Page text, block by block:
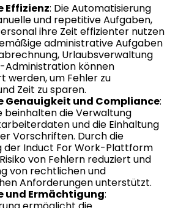
Effizienz: Die Automatisierung
und repetitive Aufgaben,
ihre Zeit effizienter nutzen
administrative Aufgaben
Urlaubsverwaltung
Administration können
werden, um Fehler zu
Zeit zu sparen.
Genauigkeit und Compliance:
beinhalten die Verwaltung
und die Einhaltung
Vorschriften. Durch die
der Induct For Work-Plattform
von Fehlern reduziert und
von rechtlichen und
Anforderungen unterstützt.
und Ermächtigung: